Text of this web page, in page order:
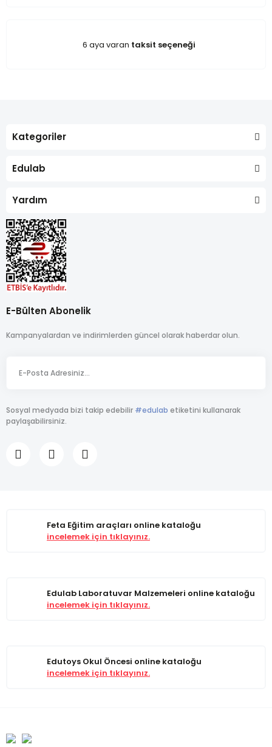
6 aya varan taksit seçeneği
Kategoriler
Edulab
Yardım
E-Bülten Abonelik
Kampanyalardan ve indirimlerden güncel olarak haberdar olun.
Sosyal medyada bizi takip edebilir #edulab etiketini kullanarak
paylaşabilirsiniz.
Feta Eğitim araçları online kataloğu
incelemek için tıklayınız.
Edulab Laboratuvar Malzemeleri online kataloğu
incelemek için tıklayınız.
Edutoys Okul Öncesi online kataloğu
incelemek için tıklayınız.